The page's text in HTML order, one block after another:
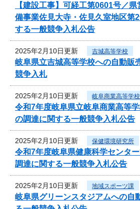
【建設工事】可経工第0601号／
備事業佐見大寺・佐見久室地区第
する一般競争入札公告
2025年2月10日更新 吉城高等学校
岐阜県立吉城高等学校への自動販
競争入札
2025年2月10日更新 岐阜商業高等学校
令和7年度岐阜県立岐阜商業高等
の調達に関する一般競争入札公告
2025年2月10日更新 保健環境研究所
令和7年度岐阜県健康科学センタ
調達に関する一般競争入札公告
2025年2月10日更新 地域スポーツ課
岐阜県グリーンスタジアムへの自